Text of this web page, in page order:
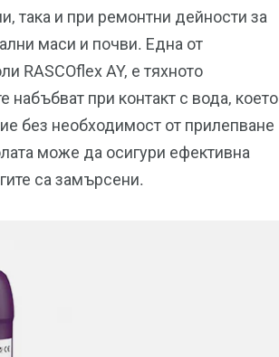
така и при ремонтни дейности за
маси и почви. Една от
RASCOflex AY, е тяхното
при контакт с вода, което
без необходимост от прилепване
може да осигури ефективна
са замърсени.